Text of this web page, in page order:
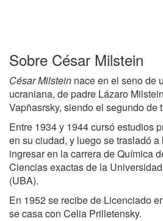
Sobre César Milstein
César Milstein nace en el seno de
ucraniana, de padre Lázaro
Vapñasrsky, siendo el segundo de
Entre 1934 y 1944 cursó estudios
en su ciudad, y luego se trasladó
ingresar en la carrera de Química
Ciencias exactas de la
(UBA).
En 1952 se recibe de Licenciado
se casa con Celia Prilletensky.